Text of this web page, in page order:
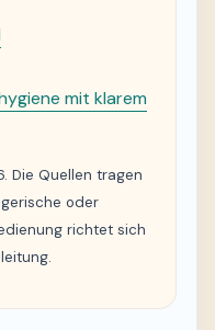
mit klarem
Die Quellen tragen
oder
richtet sich